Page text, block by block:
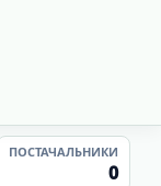
ПОСТАЧАЛЬНИКИ
0